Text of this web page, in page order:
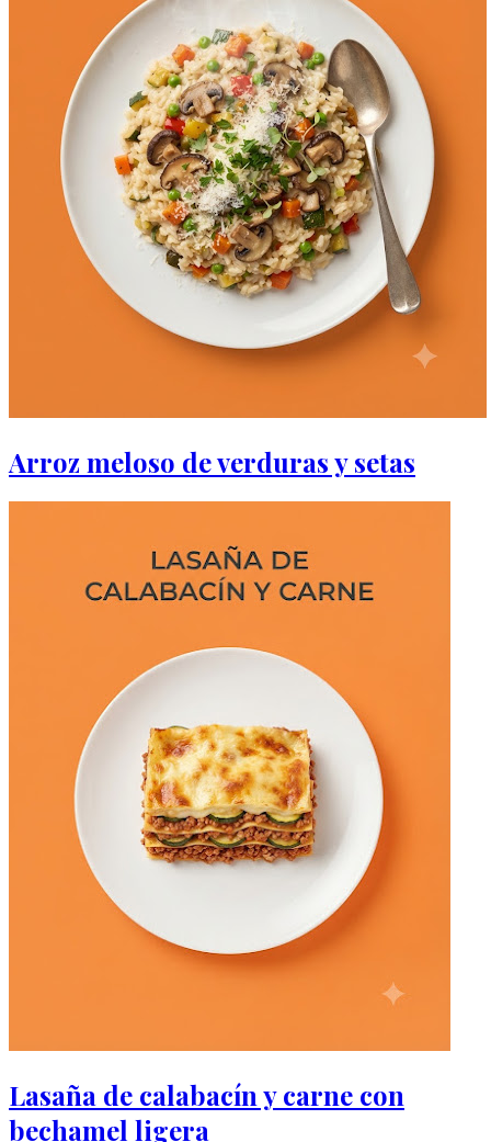
Arroz meloso de verduras y setas
Lasaña de calabacín y carne con
bechamel ligera